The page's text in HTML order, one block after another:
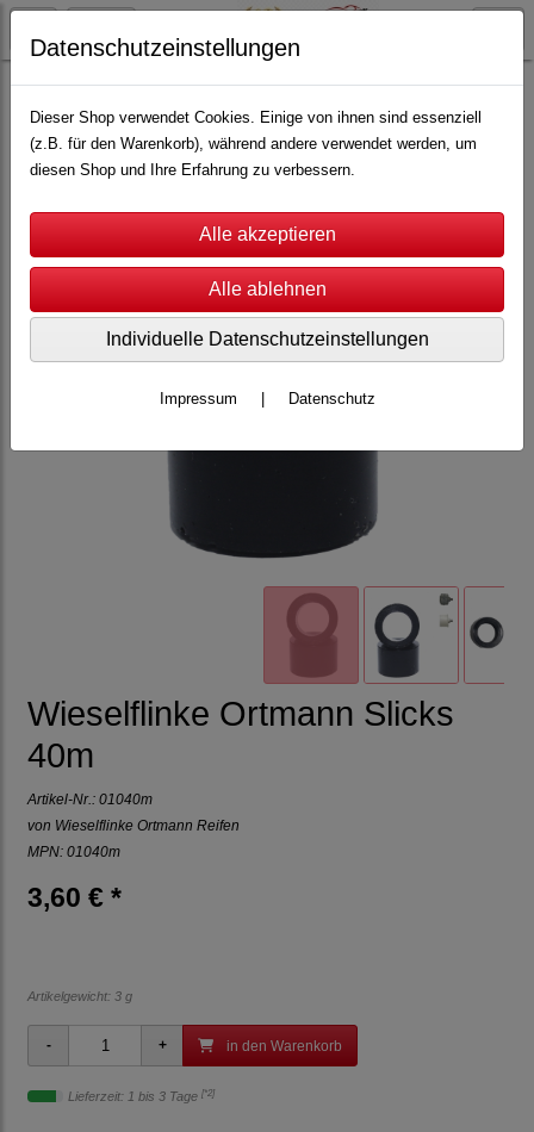
Carrera Servo Servo 140 Reifen
Wieselflinke Ortmann Slicks
40m
Artikel-Nr.: 01040m
von Wieselflinke Ortmann Reifen
MPN: 01040m
3,60 € *
Artikelgewicht: 3 g
in den Warenkorb
Lieferzeit: 1 bis 3 Tage [*2]
Datenschutzeinstellungen
Dieser Shop verwendet Cookies. Einige von ihnen sind essenziell
(z.B. für den Warenkorb), während andere verwendet werden, um
diesen Shop und Ihre Erfahrung zu verbessern.
Individuelle Datenschutzeinstellungen
Impressum Datenschutz